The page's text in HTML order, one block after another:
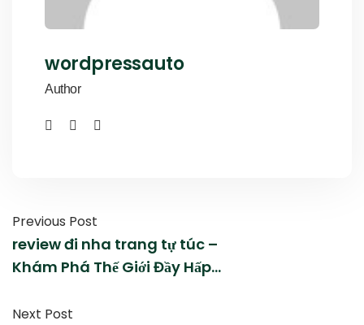
wordpressauto
Author
Previous Post
review đi nha trang tự túc –
Khám Phá Thế Giới Đầy Hấp
Next Post